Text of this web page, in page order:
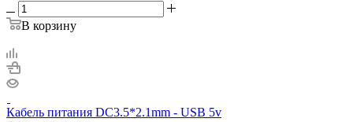
В корзину
Кабель питания DC3.5*2.1mm - USB 5v